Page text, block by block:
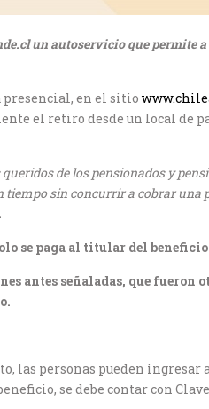
un autoservicio que permite
presencial, en el sitio
el retiro desde un local de
de los pensionados y
sin concurrir a cobrar una
se paga al titular del
antes señaladas, que fueron
las personas pueden ingresar
se debe contar con